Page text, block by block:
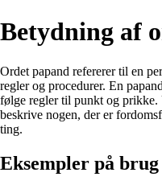
Betydning af
Ordet papand refererer til en
regler og procedurer. En
følge regler til punkt og prikke.
beskrive nogen, der er
ting.
Eksempler på brug